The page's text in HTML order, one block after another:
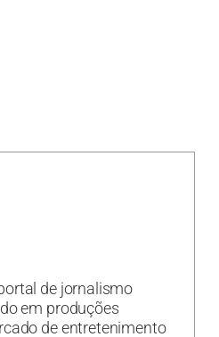
de jornalismo
em produções
de entretenimento